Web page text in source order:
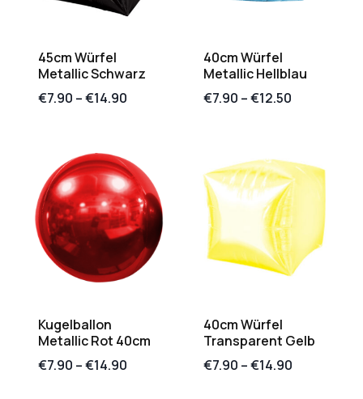
45cm Würfel
Metallic Schwarz
€7.90 –€14.90
40cm Würfel
Metallic Hellblau
€7.90 –€12.50
Kugelballon
Metallic Rot 40cm
€7.90 –€14.90
40cm Würfel
Transparent Gelb
€7.90 –€14.90